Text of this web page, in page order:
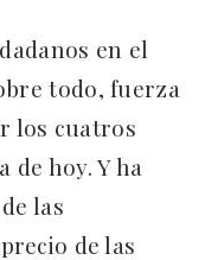
en el
todo, fuerza
los cuatros
de hoy. Y ha
las
de las